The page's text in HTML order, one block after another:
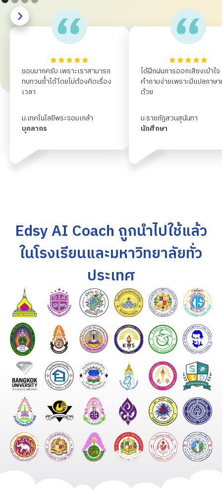
ชอบมากครับ เพราะเราสามารถ
ทบทวนซ้ำได้โดยไม่ต้องคิดเรื่อง
เวลา
ม.เทคโนโลยีพระจอมเกล้า
พระนครเหนือ
บุคลากร
ได้ฝึกฝนการออกเสียงเข้าใจ
คำถามง่ายเพราะมีแปลภาษา
ด้วย
ม.ราชภัฏสวนสุนันทา
นักศึกษา
Edsy AI Coach ถูกนำไปใช้แล้ว
ในโรงเรียนและมหาวิทยาลัยทั่ว
ประเทศ